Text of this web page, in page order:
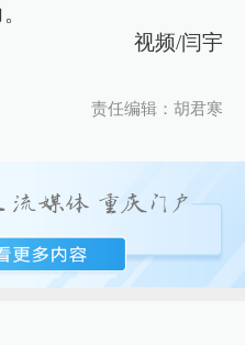
视频/闫宇
责任编辑：胡君寒